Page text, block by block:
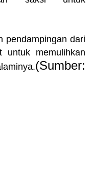
pendampingan dari
untuk memulihkan
(Sumber: